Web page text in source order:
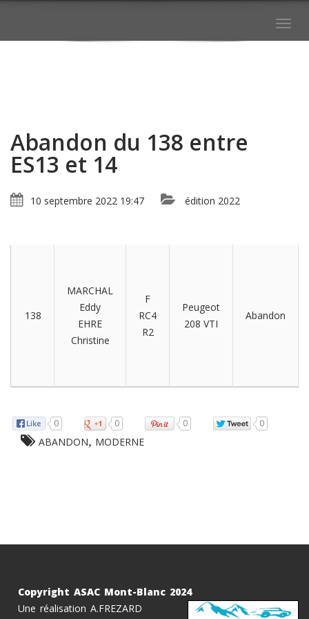
Abandon du 138 entre
ES13 et 14
10 septembre 2022 19:47 édition 2022
138
MARCHAL
Eddy
EHRE
Christine
F
RC4
R2
Peugeot
208 VTI
Abandon
replica tag heuer
0 0 0 0
ABANDON, MODERNE
Copyright ASAC Mont-Blanc 2024
Une réalisation A.FREZARD